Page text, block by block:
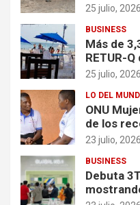
25 julio, 2026
BUSINESS
Más de
RETUR-
25 julio, 2026
LO DEL
ONU
de los
crisis
23 julio, 2026
BUSINESS
Debuta